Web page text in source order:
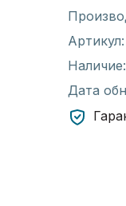
Артикул:
Наличие:
Дата